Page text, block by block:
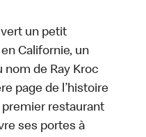
un petit
Californie, un
de Ray Kroc
page de l’histoire
premier restaurant
ses portes à